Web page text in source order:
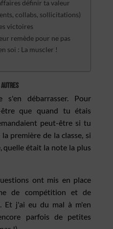
définir ta valeur
collabs, sollicitations)
victoires
remède pour ne pas
soi : La muscler !
autres
s'en débarrasser. Pour
être que quand tu étais
peut-être si tu
première de la classe, si
quelle était la note la plus
ont mis en place
de compétition et de
Et j'ai eu du mal à m'en
parfois de petites